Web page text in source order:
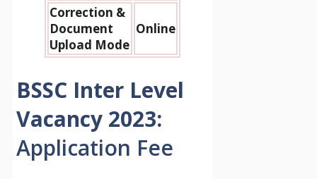
Correction &
Document
Upload Mode
Online
BSSC Inter Level
Vacancy 2023:
Application Fee